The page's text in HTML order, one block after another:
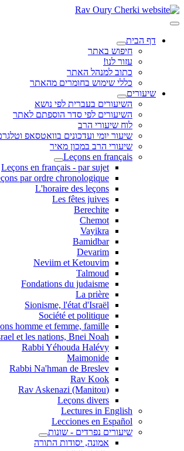
דף הבית
חיפוש באתר
עזור לנו!
כתוב למנהל האתר
כללי שימוש בחומרים מהאתר
שיעורים
השיעורים בעברית לפי נושא
השיעורים לפי סדר הוספתם לאתר
לוח שיעורי הרב
שיעור יומי ועדכונים בוואטסאפ
שיעורי הרב במכון מאיר
Leçons en français
Leçons en français - par sujet
par ordre chronologique
L'horaire des leçons
Les fêtes juives
Berechite
Chemot
Vayikra
Bamidbar
Devarim
Neviim et Ketouvim
Talmoud
Fondations du judaisme
La prière
Sionisme, l'état d'Israël
Société et politique
homme et femme, famille
et les nations, Bnei Noah
Rabbi Yéhouda Halévy
Maimonide
Rabbi Na'hman de Breslev
Rav Kook
(Rav Askenazi (Manitou
Leçons divers
Lectures in English
Lecciones en Español
שיעורים נפרדים - שונות
אמונה, יסודות התורה